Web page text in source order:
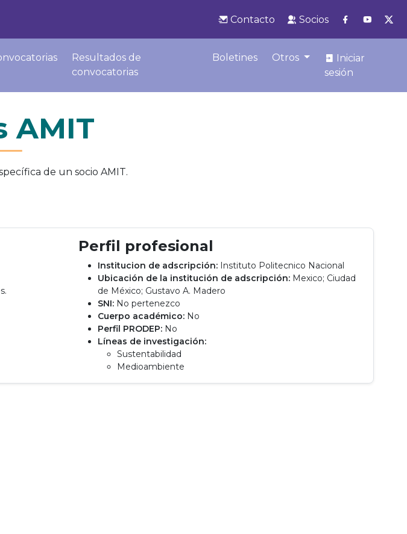
Contacto Socios
Resultados de
convocatorias
Boletines Otros
Iniciar
sesión
AMIT
de un socio AMIT.
Perfil profesional
Institucion de adscripción:Instituto Politecnico Nacional
Ubicación de la institución de adscripción:Mexico; Ciudad
de México; Gustavo A. Madero
SNI:No pertenezco
Cuerpo académico:No
Perfil PRODEP:No
Líneas de investigación:
Sustentabilidad
Medioambiente